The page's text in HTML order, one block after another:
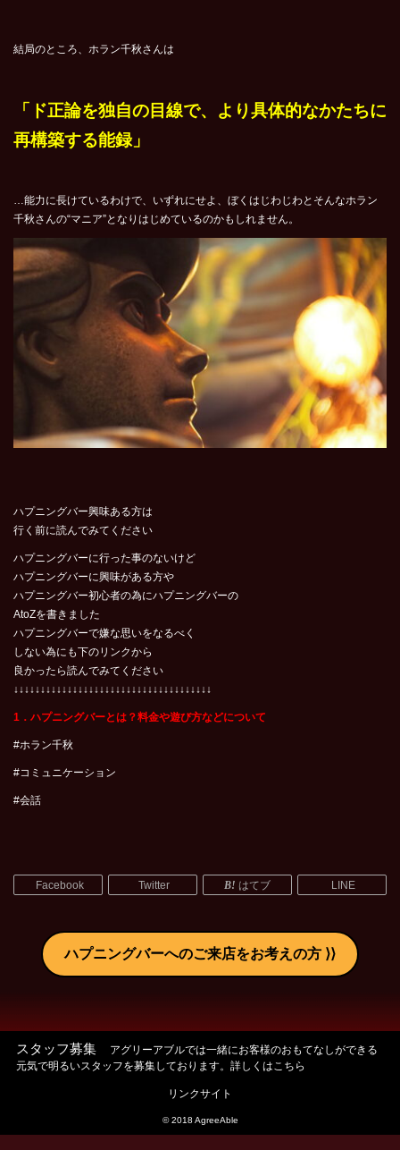
結局のところ、ホラン千秋さんは
「ド正論を独自の目線で、より具体的なかたちに
再構築する能録」
…能力に長けているわけで、いずれにせよ、ぼくはじわじわとそんなホラン
千秋さんの“マニア”となりはじめているのかもしれません。
ハプニングバー興味ある方は
行く前に読んでみてください
ハプニングバーに行った事のないけど
ハプニングバーに興味がある方や
ハプニングバー初心者の為にハプニングバーの
AtoZを書きました
ハプニングバーで嫌な思いをなるべく
しない為にも下のリンクから
良かったら読んでみてください
↓↓↓↓↓↓↓↓↓↓↓↓↓↓↓↓↓↓↓↓↓↓↓↓↓↓↓↓↓↓↓↓↓↓↓↓↓
1．ハプニングバーとは？料金や遊び方などについて
#ホラン千秋
#コミュニケーション
#会話
Facebook Twitter はてブ LINE
ハプニングバーへのご来店をお考えの方
スタッフ募集
アグリーアブルでは一緒にお客様のおもてなしができる
元気で明るいスタッフを募集しております。詳しくはこちら
リンクサイト
© 2018 AgreeAble